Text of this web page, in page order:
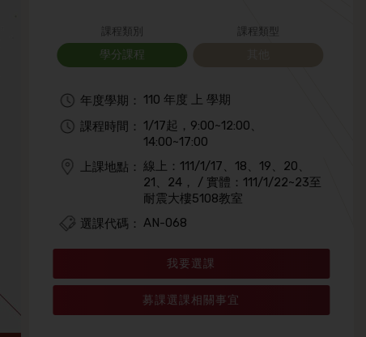
課程類別
學分課程
課程類型
年度學期：
110 年度 上 學期
課程時間：
1/17起，9:00~12:00、
14:00~17:00
上課地點： 線上：111/1/17、18、19、20、
21、24， / 實體：111/1/22~23至
耐震大樓5108教室
選課代碼： AN-068
我要選課
募課選課相關事宜